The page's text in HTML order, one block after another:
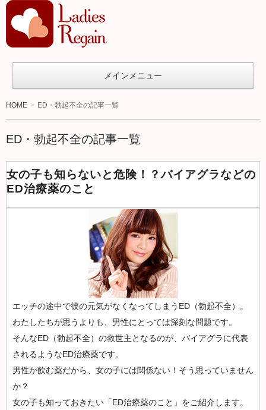
オ
ト
た
め
の
ア
チ
エ
レ
デ
ィー
ス
リ
ゲ
イ
メインメニュー
HOME ED・勃起不全の記事一覧
ED・勃起不全の記事一覧
女の子も知らないと危険！？バイアグラなどの
ED治療薬のこと
エッチの途中で彼の元気がなくなってしまうED（勃起不全）。
わたしたちが思うよりも、男性にとっては深刻な問題です。
そんなED（勃起不全）の救世主となるのが、バイアグラに代表
されるようなED治療薬です。
男性が飲む薬だから、女の子には関係ない！そう思っていません
か？
女の子も知っておきたい「ED治療薬のこと」をご紹介します。